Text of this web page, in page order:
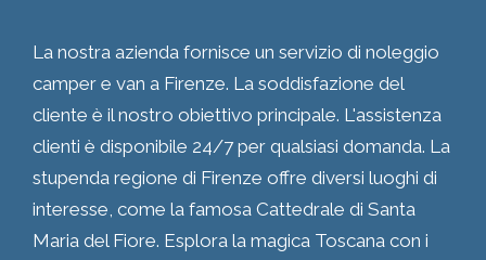
La nostra azienda fornisce un servizio di noleggio
camper e van a Firenze. La soddisfazione del
cliente è il nostro obiettivo principale. L'assistenza
clienti è disponibile 24/7 per qualsiasi domanda. La
stupenda regione di Firenze offre diversi luoghi di
interesse, come la famosa Cattedrale di Santa
Maria del Fiore. Esplora la magica Toscana con i